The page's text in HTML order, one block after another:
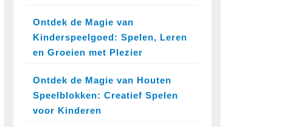
Ontdek de Magie van
Kinderspeelgoed: Spelen, Leren
en Groeien met Plezier
Ontdek de Magie van Houten
Speelblokken: Creatief Spelen
voor Kinderen